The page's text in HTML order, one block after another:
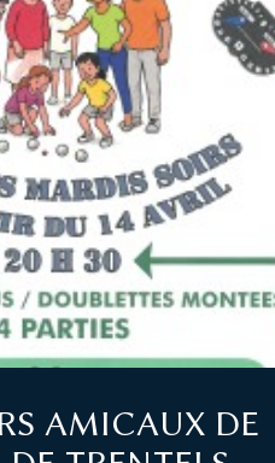
AMICAUX DE